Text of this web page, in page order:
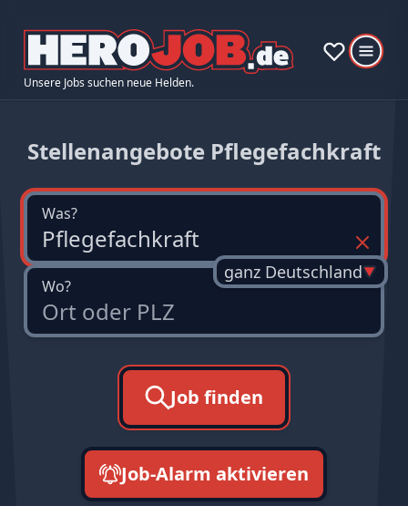
Unsere Jobs suchen neue Helden.
Stellenangebote Pflegefachkraft
Was?
Wo?
ganz Deutschland
Job finden
Job-Alarm aktivieren